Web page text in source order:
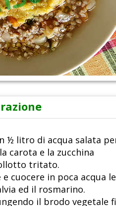
½ litro di acqua salata
carota e la zucchina
tritato.
cuocere in poca acqua le
ed il rosmarino.
il brodo vegetale